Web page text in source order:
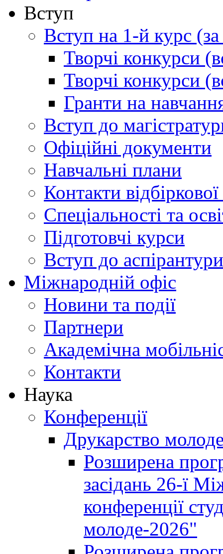
Вступ
Вступ на 1-й курс
Творчі конкурси
Творчі конкурси
Гранти на
Вступ до
Офіційні документи
Навчальні плани
Контакти
Спеціальності та
Підготовчі курси
Вступ до аспірантури
Міжнародній офіс
Новини та події
Партнери
Академічна
Контакти
Наука
Конференції
Друкарство
Розширена
засідань 26-ї
конференції
молоде-2026"